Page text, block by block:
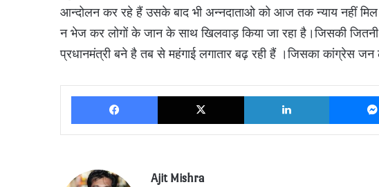
आन्दोलन कर रहे हैं उसके बाद भी अन्नदाताओ को आज तक न्याय नहीं मिल
न भेज कर लोगों के जान के साथ खिलवाड़ किया जा रहा है।जिसकी
प्रधानमंत्री बने है तब से महंगाई लगातार बढ़ रही हैं ।जिसका कांग्रेस जन
Facebook X LinkedIn
Ajit Mishra